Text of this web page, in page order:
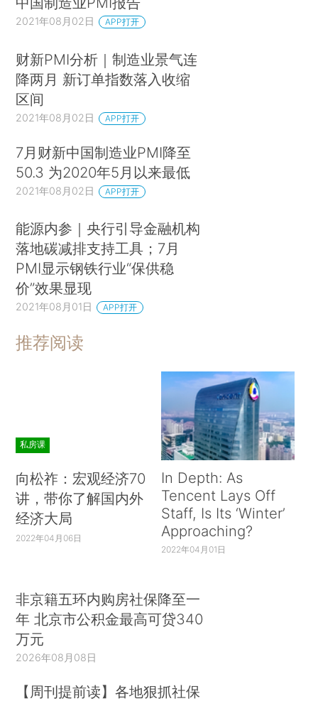
2021年08月02日 APP打开
财新PMI分析｜制造业景气连
降两月 新订单指数落入收缩
区间
2021年08月02日 APP打开
7月财新中国制造业PMI降至
50.3 为2020年5月以来最低
2021年08月02日 APP打开
能源内参｜央行引导金融机构
落地碳减排支持工具；7月
PMI显示钢铁行业“保供稳
价”效果显现
2021年08月01日 APP打开
推荐阅读
私房课
向松祚：宏观经济70
讲，带你了解国内外
经济大局
2022年04月06日
In Depth: As
Tencent Lays Off
Staff, Is Its ‘Winter’
Approaching?
2022年04月01日
非京籍五环内购房社保降至一
年 北京市公积金最高可贷340
万元
2026年08月08日
【周刊提前读】各地狠抓社保